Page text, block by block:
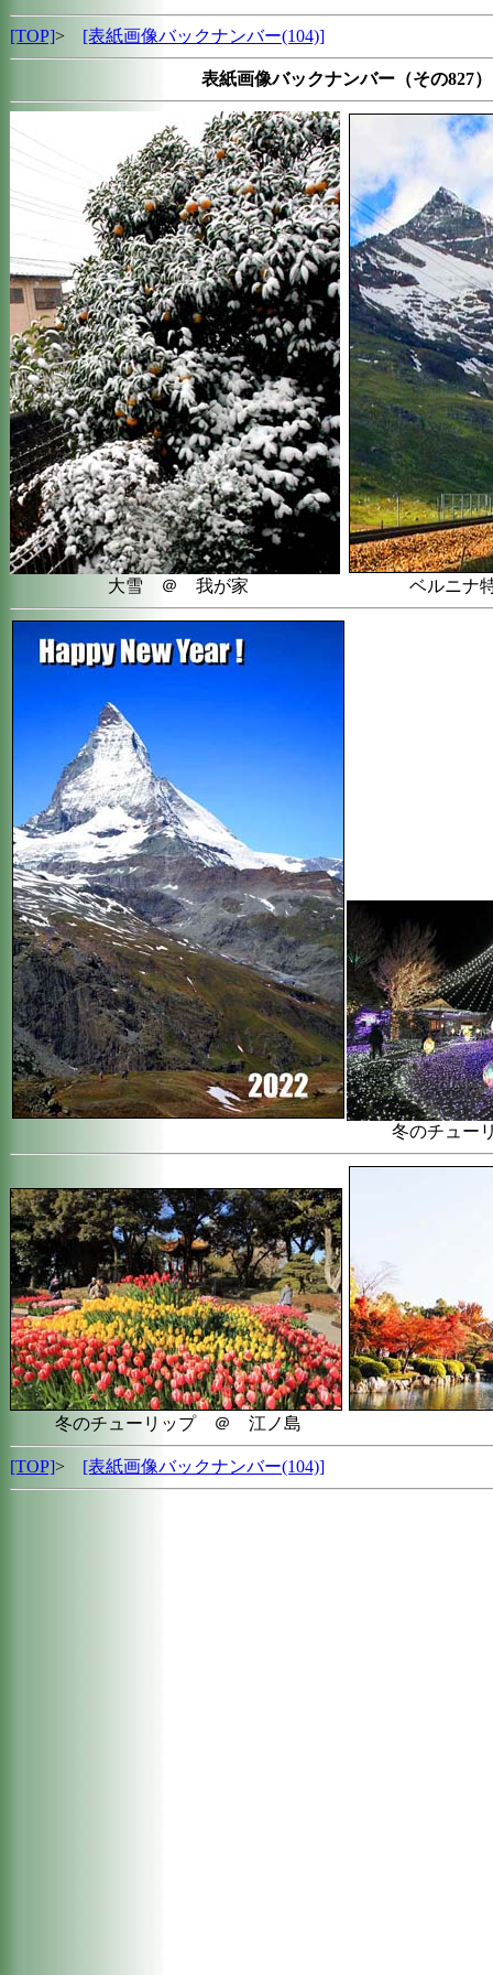
[TOP]> [表紙画像バックナンバー(104)]
表紙画像バックナンバー（その827）
大雪 ＠ 我が家 ベルニ
冬のチュ
冬のチューリップ ＠ 江ノ島
[TOP]> [表紙画像バックナンバー(104)]